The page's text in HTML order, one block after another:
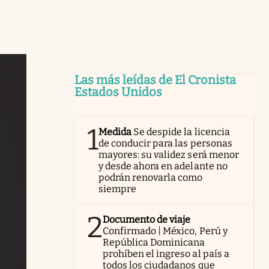
Las más leídas de El Cronista
Estados Unidos
1Medida Se despide la licencia
de conducir para las personas
mayores: su validez será menor
y desde ahora en adelante no
podrán renovarla como
siempre
2Documento de viaje
Confirmado | México, Perú y
República Dominicana
prohíben el ingreso al país a
todos los ciudadanos que